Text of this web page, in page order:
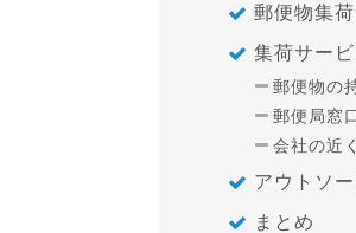
郵便物集
集荷サー
郵便物の
郵便局窓
会社の近
アウトソ
まとめ